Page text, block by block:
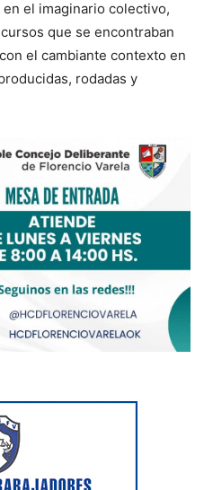
el imaginario colectivo,
que se encontraban
el cambiante contexto en
rodadas y